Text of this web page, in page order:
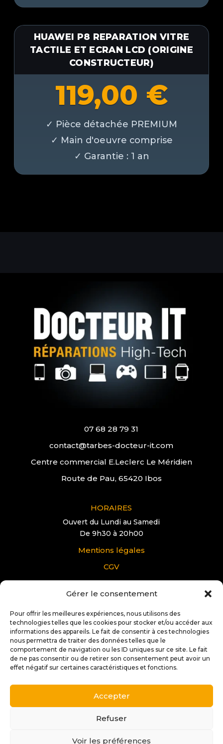
Gérer le consentement
Pour offrir les meilleures expériences, nous utilisons des
technologies telles que les cookies pour stocker et/ou accéder aux
informations des appareils. Le fait de consentir à ces technologies
nous permettra de traiter des données telles que le
comportement de navigation ou les ID uniques sur ce site. Le fait
de ne pas consentir ou de retirer son consentement peut avoir un
effet négatif sur certaines caractéristiques et fonctions.
Accepter
Refuser
Voir les préférences
HUAWEI P8 REPARATION VITRE
TACTILE ET ECRAN LCD (ORIGINE
CONSTRUCTEUR)
119,00 €
07 68 28 79 31
contact@tarbes-docteur-it.com
Centre commercial E.Leclerc Le Méridien
Route de Pau, 65420 Ibos
HORAIRES
Ouvert du Lundi au Samedi
De 9h30 à 20h00
Mentions légales
CGV
VOUS AVEZ UNE QUESTION?
Pour tous renseignements supplémentaire sur
Docteur IT Ibos:
Contactez nous
Conception et réalisation:
Soffiati | 2s Créations Web